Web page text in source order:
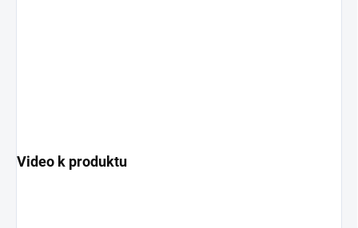
Video k produktu